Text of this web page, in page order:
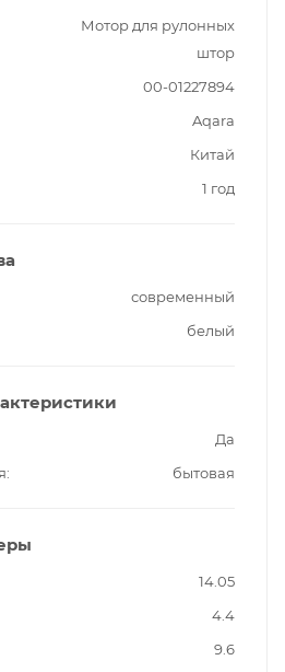
Мотор для рулонных
штор
00-01227894
Aqara
Китай
1 год
современный
белый
Да
бытовая
14.05
4.4
9.6